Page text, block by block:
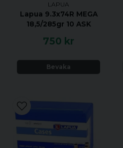
LAPUA
Lapua 9.3x74R MEGA
18,5/285gr 10 ASK
750 kr
Bevaka